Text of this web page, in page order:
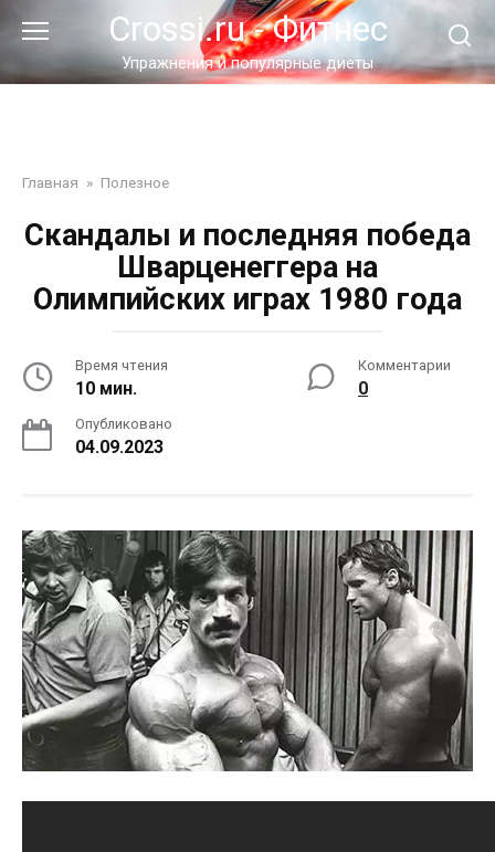
контенту
Crossi.ru - Фитнес
Упражнения и популярные диеты
Главная » Полезное
Скандалы и последняя победа
Шварценеггера на
Олимпийских играх 1980 года
Время чтения
10 мин.
Комментарии
0
Опубликовано
04.09.2023